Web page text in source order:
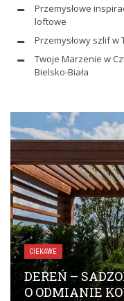
Przemysłowe
loftowe
Przemysłowy szlif
Twoje Marzenie w
Bielsko-Biała
CIEKAWE
DEREŃ –
O ODMIANIE